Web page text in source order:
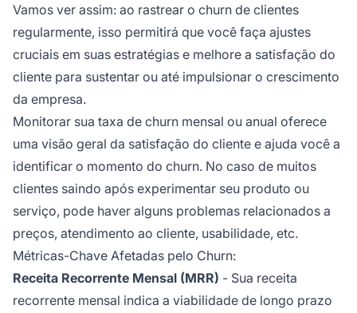
Vamos ver assim: ao rastrear o churn de clientes
regularmente, isso permitirá que você faça ajustes
cruciais em suas estratégias e melhore a satisfação do
cliente para sustentar ou até impulsionar o crescimento
da empresa.
Monitorar sua taxa de churn mensal ou anual oferece
uma visão geral da satisfação do cliente e ajuda você a
identificar o momento do churn. No caso de muitos
clientes saindo após experimentar seu produto ou
serviço, pode haver alguns problemas relacionados a
preços, atendimento ao cliente, usabilidade, etc.
Métricas-Chave Afetadas pelo Churn:
Receita Recorrente Mensal (MRR) - Sua receita
recorrente mensal indica a viabilidade de longo prazo